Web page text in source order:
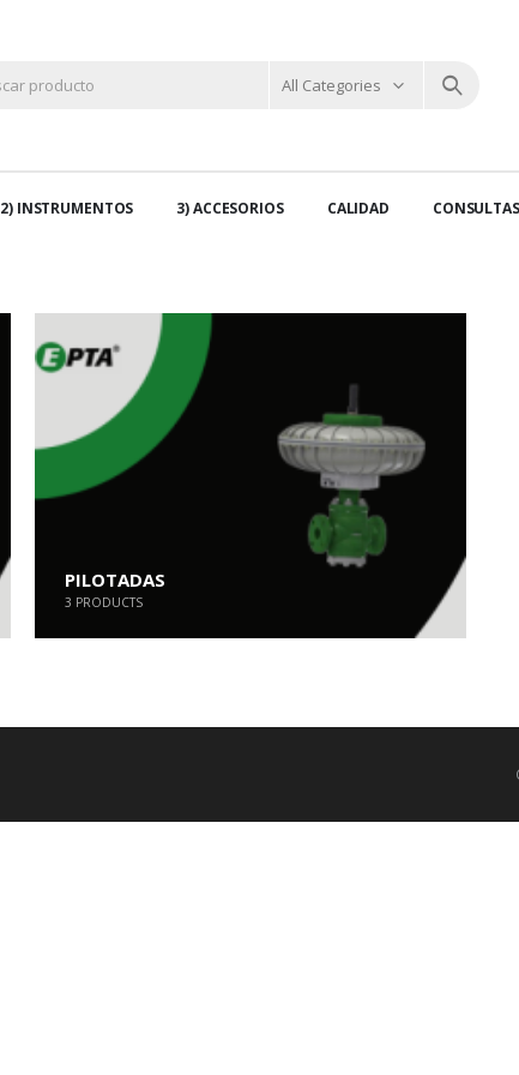
All Categories
2) INSTRUMENTOS 3) ACCESORIOS CALIDAD CONSULTAS
PILOTADAS
3 PRODUCTS